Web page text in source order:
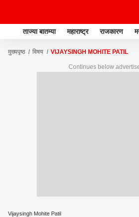
ताज्या बातम्या महाराष्ट्र राजकारण
मुख्यपृष्ठ विषय VIJAYSINGH MOHITE PATIL
Continues below
Vijaysingh Mohite Patil